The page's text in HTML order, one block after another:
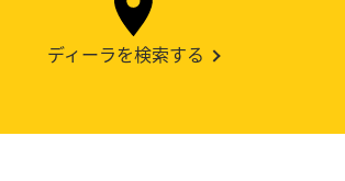
ディーラを検索する